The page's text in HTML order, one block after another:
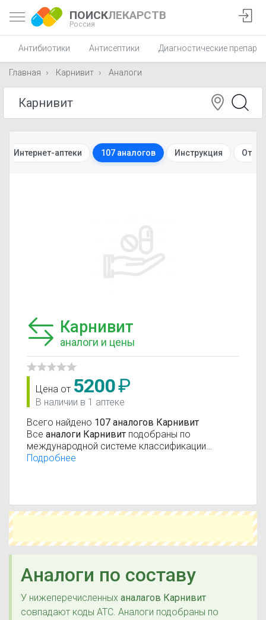
ПОИСКЛЕКАРСТВ
Россия
Антибиотики Антисептики Диагностические
Главная Карнивит Аналоги
Интернет-аптеки 107 аналогов Инструкция
Карнивит
аналоги и цены
Цена от 5200₽
В наличии в 1 аптеке
Всего найдено 107 аналогов Карнивит
Все аналоги Карнивит подобраны по
международной системе классификации
лекарственных средств АТС (анатомо-
Подробнее
Аналоги по составу
У нижеперечисленных аналагов Карнивит
совпадают коды ATC. Аналоги подобраны по